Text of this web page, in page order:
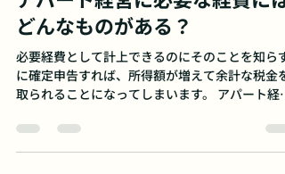
st211311
2024年4月3日
読了時間: 4分
アパート経営に必要な経費には
どんなものがある？